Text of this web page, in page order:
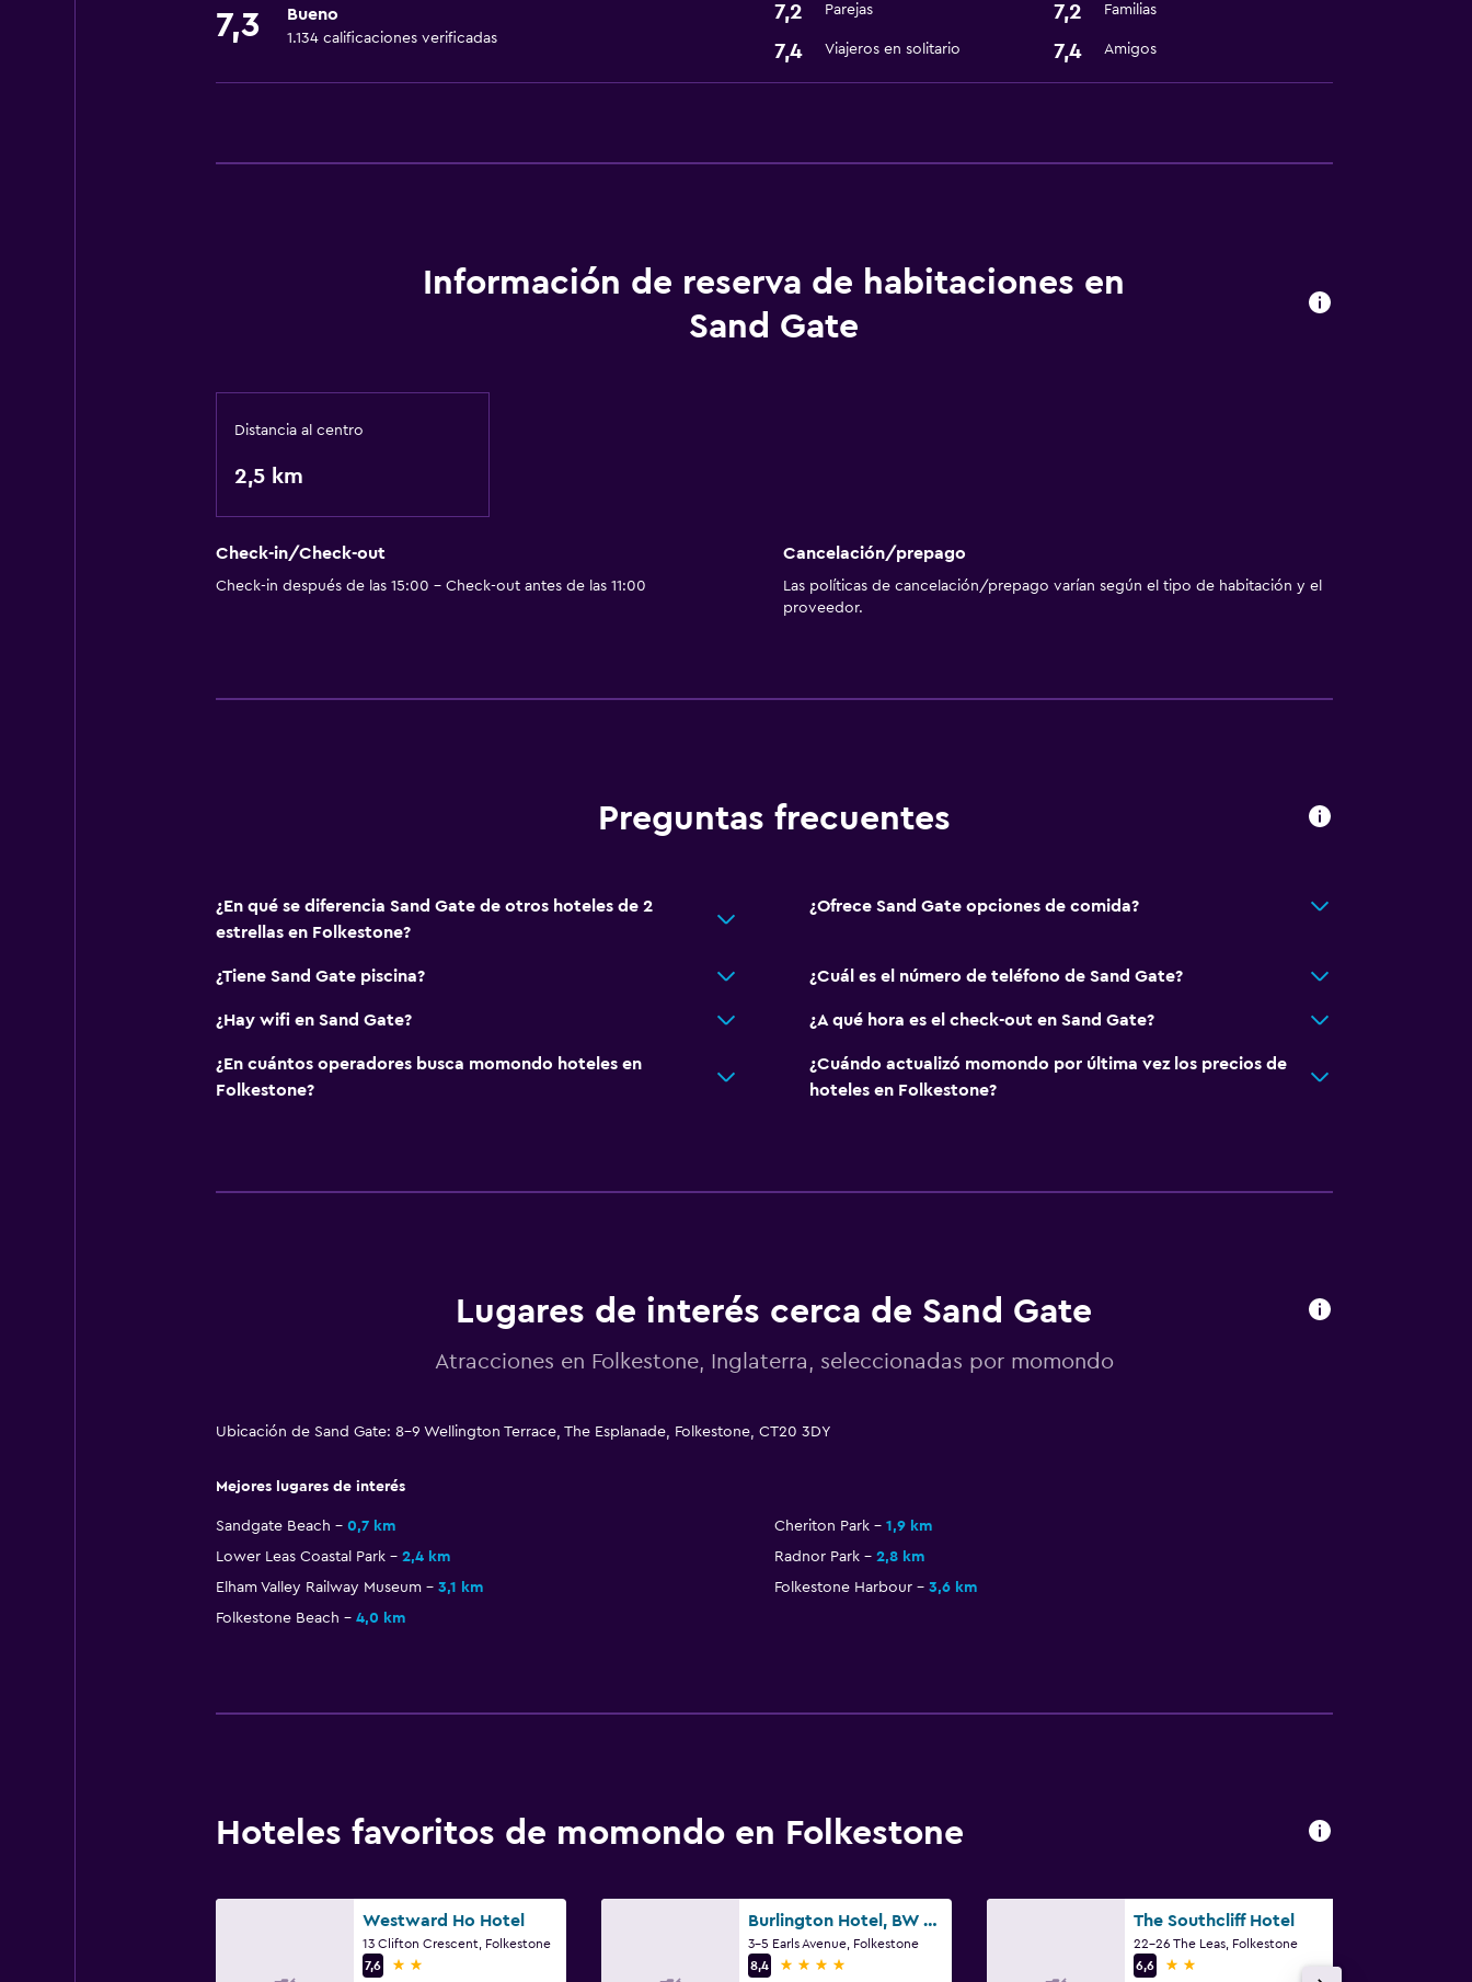
7,3 Bueno
1.134 calificaciones verificadas
7,2 Parejas 7,2 Familias
7,4 Viajeros en solitario 7,4 Amigos
Información de reserva de habitaciones en
Sand Gate
Distancia al centro
2,5 km
Check-in/Check-out
Check-in después de las 15:00 - Check-out antes de las 11:00
Cancelación/prepago
Las políticas de cancelación/prepago varían según el tipo de habitación y el
proveedor.
Preguntas frecuentes
¿En qué se diferencia Sand Gate de otros hoteles de 2
estrellas en Folkestone?
¿Ofrece Sand Gate opciones de comida?
¿Tiene Sand Gate piscina? ¿Cuál es el número de teléfono de Sand Gate?
¿Hay wifi en Sand Gate? ¿A qué hora es el check-out en Sand Gate?
¿En cuántos operadores busca momondo hoteles en
Folkestone?
¿Cuándo actualizó momondo por última vez los precios de
hoteles en Folkestone?
Lugares de interés cerca de Sand Gate
Atracciones en Folkestone, Inglaterra, seleccionadas por momondo
Ubicación de Sand Gate: 8-9 Wellington Terrace, The Esplanade, Folkestone, CT20 3DY
Mejores lugares de interés
Sandgate Beach 0,7 km Cheriton Park
1,9 km
Lower Leas Coastal Park
2,4 km Radnor Park
2,8 km
Elham Valley Railway Museum
3,1 km Folkestone Harbour
3,6 km
Folkestone Beach
4,0 km
Hoteles favoritos de momondo en Folkestone
Westward Ho Hotel
13 Clifton Crescent, Folkestone
7,6
2 estrellas
Burlington Hotel, BW Premier Collection
3-5 Earls Avenue, Folkestone
8,4
4 estrellas
The Southcliff Hotel
22-26 The Leas, Folkestone
6,6
2 estrellas